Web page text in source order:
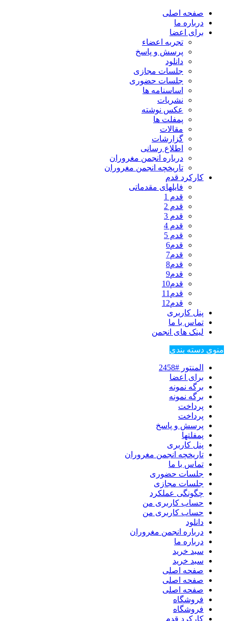
صفحه اصلی
درباره ما
برای اعضا
تجربه اعضاء
پرسش و پاسخ
دانلود
جلسات مجازی
جلسات حضوری
اساسنامه ها
نشریات
عکس نوشته
پمفلت ها
مقالات
گزارشات
اطلاع رسانی
درباره انجمن مغروران
تاریخچه انجمن مغروران
کارکرد قدم
فایلهای مقدماتی
قدم 1
قدم 2
قدم 3
قدم 4
قدم 5
قدم6
قدم7
قدم8
قدم9
قدم10
قدم11
قدم12
پنل کاربری
تماس با ما
لینک های انجمن
منوی دسته بندی
المنتور #2458
برای اعضا
برگه نمونه
برگه نمونه
پرداخت
پرداخت
پرسش و پاسخ
پمفلتها
پنل کاربری
تاریخچه انجمن مغروران
تماس با ما
جلسات حضوری
جلسات مجازی
چگونگی عملکرد
حساب کاربری من
حساب کاربری من
دانلود
درباره انجمن مغروران
درباره ما
سبد خرید
سبد خرید
صفحه اصلی
صفحه اصلی
صفحه اصلی
فروشگاه
فروشگاه
کارکرد قدم